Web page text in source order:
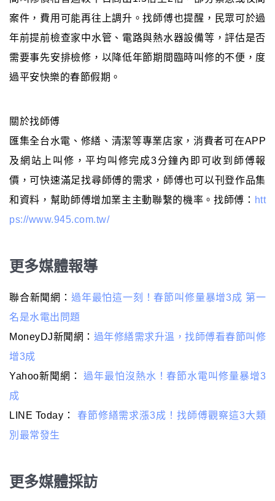
案件，費用可能再往上調升。找師傅也提醒，民眾可於過
年前提前檢查家中水管、電路與熱水器設備等，評估是否
需要事先安排檢修，以降低年節期間臨時叫修的不便，度
過平安快樂的春節假期。
關於找師傅
匯集全台水電、修繕、清潔等專業店家，消費者可在APP
及網站上叫修，平均叫修完成3分鐘內即可收到師傅報
價，可快速滿足找尋師傅的需求，師傅也可以刊登作品集
和資料，幫助師傅增加業主主動聯繫的機率。找師傅： htt
ps://www.945.com.tw/
更多媒體報導
聯合新聞網： 過年最怕這一刻！春節叫修量暴增3成 第一
名是水電出問題
MoneyDJ新聞網： 過年修繕需求升溫，找師傅看春節叫修
增3成
Yahoo新聞網：過年最怕沒熱水！春節水電叫修量暴增3
成
LINE Today： 春節修繕需求漲3成！找師傅觀察這3大類
別最常發生
更多媒體採訪